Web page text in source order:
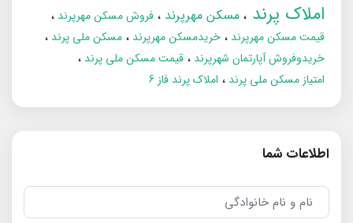
املاک پرند مسکن مهرپرند
فروش مسکن مهرپرند
قیمت مسکن مهرپرند
خریدمسکن مهرپرند
مسکن ملی پرند
خریدوفروش آپارتمان شهرپرند
قیمت مسکن ملی پرند
امتیاز مسکن ملی پرند
املاک پرند فاز 6
اطلاعات شما